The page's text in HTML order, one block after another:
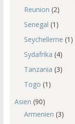
Reunion (2)
Senegal (1)
Seychellerne (1)
Sydafrika (4)
Tanzania (3)
Togo (1)
Asien (90)
Armenien (3)